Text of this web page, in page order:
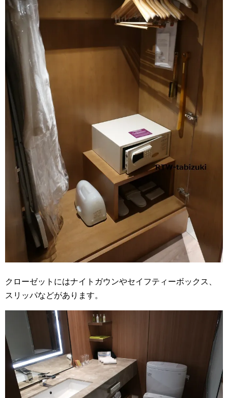
クローゼットにはナイトガウンやセイフティーボックス、
スリッパなどがあります。